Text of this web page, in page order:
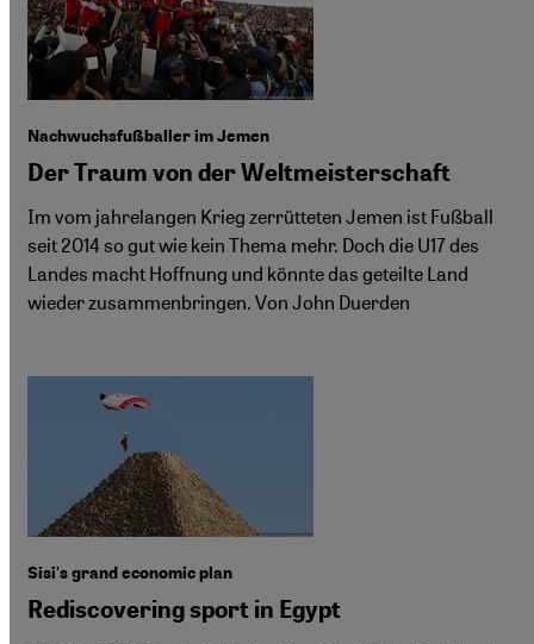
Nachwuchsfußballer im Jemen
Der Traum von der Weltmeisterschaft
Im vom jahrelangen Krieg zerrütteten Jemen ist Fußball
seit 2014 so gut wie kein Thema mehr. Doch die U17 des
Landes macht Hoffnung und könnte das geteilte Land
wieder zusammenbringen. Von John Duerden
Sisi's grand economic plan
Rediscovering sport in Egypt